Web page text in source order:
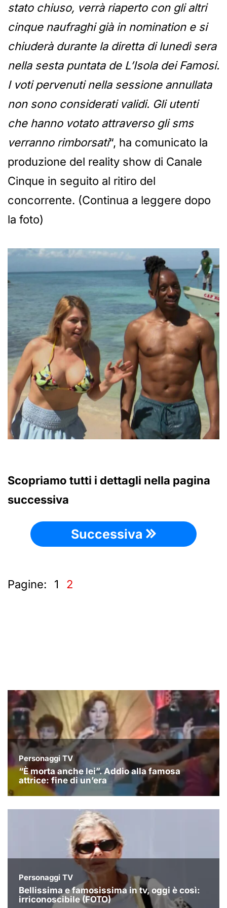
stato chiuso, verrà riaperto con gli altri
cinque naufraghi già in nomination e si
chiuderà durante la diretta di lunedì sera
nella sesta puntata de L’Isola dei Famosi.
I voti pervenuti nella sessione annullata
non sono considerati validi. Gli utenti
che hanno votato attraverso gli sms
verranno rimborsati“, ha comunicato la
produzione del reality show di Canale
Cinque in seguito al ritiro del
concorrente. (Continua a leggere dopo
la foto)
Scopriamo tutti i dettagli nella pagina
successiva
Successiva
Pagine: 1 2